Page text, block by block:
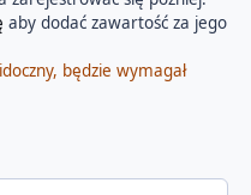
aby dodać zawartość za jego
będzie wymagał